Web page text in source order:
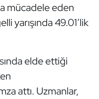
mücadele eden
yarışında 49.01’lik
elde ettiği
attı. Uzmanlar,